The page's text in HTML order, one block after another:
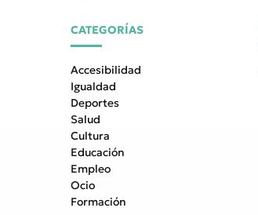
CATEGORÍAS
Accesibilidad
Igualdad
Deportes
Salud
Cultura
Educación
Empleo
Ocio
Formación